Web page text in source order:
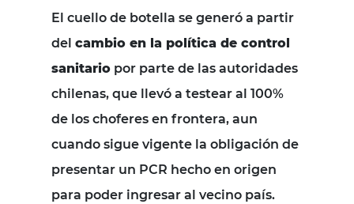
El cuello de botella se generó a partir
del cambio en la política de control
sanitario por parte de las autoridades
chilenas, que llevó a testear al 100%
de los choferes en frontera, aun
cuando sigue vigente la obligación de
presentar un PCR hecho en origen
para poder ingresar al vecino país.